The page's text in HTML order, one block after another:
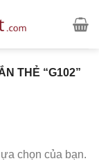
THẺ “G102”
chọn của bạn.